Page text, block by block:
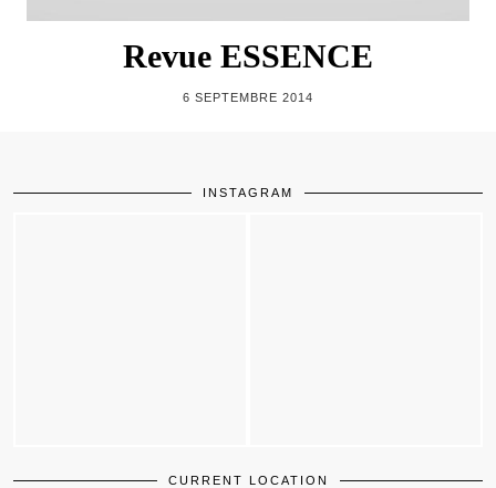
Revue ESSENCE
6 SEPTEMBRE 2014
INSTAGRAM
CURRENT LOCATION